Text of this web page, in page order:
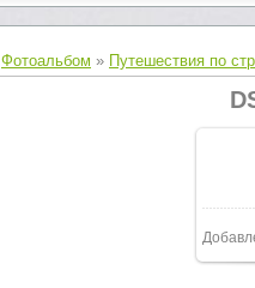
Фотоальбом » Путешествия по